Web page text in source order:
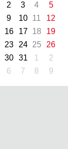
2 3 4
5
9 10 11
12
16 17 18
19
23 24 25
26
30 31 1
2
6 7 8 9